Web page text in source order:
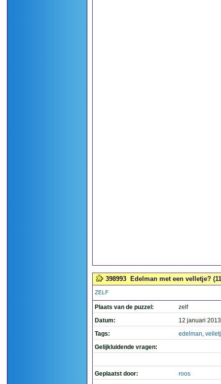
398993 Edelman met een velletje?
ZELF
Plaats van de puzzel:
zelf
Datum:
12 januari
Tags:
edelman,
Gelijkluidende vragen:
Geplaatst door: roos